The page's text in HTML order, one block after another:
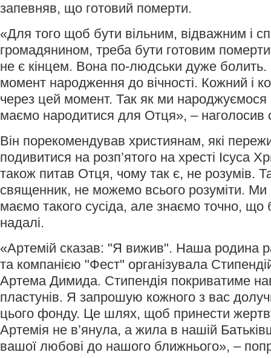
запевняв, що готовий померти.
«Для того щоб бути вільним, відважним і
громадянином, треба бути готовим
не є кінцем. Вона по-людськи дуже
момент народження до вічності. Кожний і
через цей момент. Так як ми народжуємося
маємо народитися для Отця», –
Він порекомендував християнам, які
подивитися на розп’ятого на хресті Ісуса
також питав Отця, чому так є, не розумів.
священник, не можемо всього розуміти.
маємо такого сусіда, але знаємо точно,
надалі.
«Артемій сказав: "Я вижив". Наша родина
та компанією "Фест" організувала
Артема Димида. Стипендія покриватиме
пластунів. Я запрошую кожного з вас
цього фонду. Це шлях, щоб принести
Артемія не в’янула, а жила в нашій
вашої любові до нашого ближнього», –